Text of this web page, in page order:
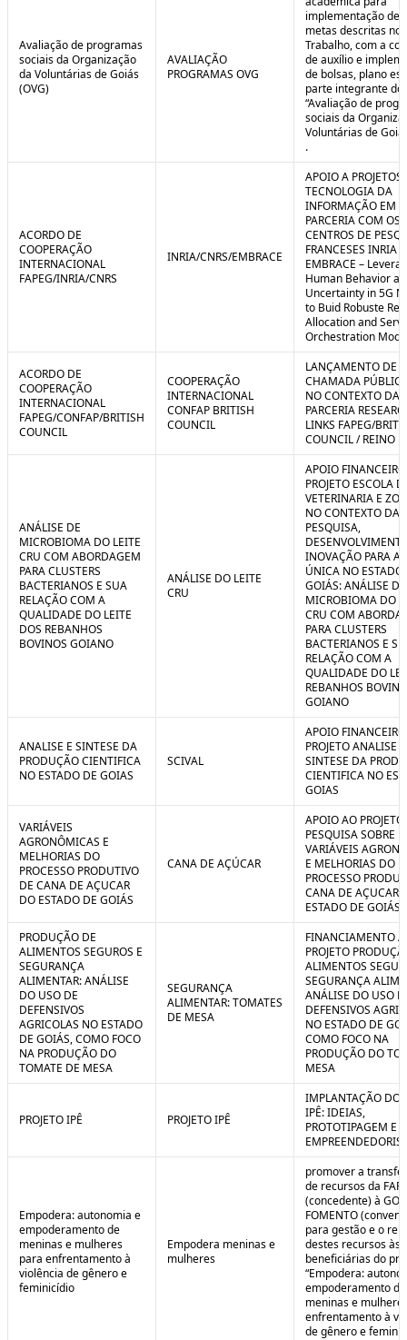
Avaliação de programas
sociais da Organização
da Voluntárias de Goiás
(OVG)
AVALIAÇÃO
PROGRAMAS OVG
implementação de
metas descritas no
Trabalho, com a
de auxílio e
de bolsas, plano
parte integrante do
“Avaliação de
sociais da
Voluntárias de
.
ACORDO DE
COOPERAÇÃO
INTERNACIONAL
FAPEG/INRIA/CNRS
INRIA/CNRS/EMBRACE
APOIO A PROJETOS
TECNOLOGIA DA
INFORMAÇÃO EM
PARCERIA COM OS
CENTROS DE
FRANCESES INRIA
EMBRACE –
Human Behavior
Uncertainty in 5G
to Buid Robuste
Allocation and
Orchestration
ACORDO DE
COOPERAÇÃO
INTERNACIONAL
FAPEG/CONFAP/BRITISH
COUNCIL
COOPERAÇÃO
INTERNACIONAL
CONFAP BRITISH
COUNCIL
LANÇAMENTO DE
CHAMADA
NO CONTEXTO DA
PARCERIA
LINKS FAPEG/
COUNCIL / REINO
ANÁLISE DE
MICROBIOMA DO LEITE
CRU COM ABORDAGEM
PARA CLUSTERS
BACTERIANOS E SUA
RELAÇÃO COM A
QUALIDADE DO LEITE
DOS REBANHOS
BOVINOS GOIANO
ANÁLISE DO LEITE
CRU
APOIO
PROJETO ESCOLA
VETERINARIA E
NO CONTEXTO DA
PESQUISA,
INOVAÇÃO PARA A
ÚNICA NO ESTADO
GOIÁS: ANÁLISE DE
MICROBIOMA DO
CRU COM
PARA CLUSTERS
BACTERIANOS E
RELAÇÃO COM A
QUALIDADE DO
REBANHOS
GOIANO
ANALISE E SINTESE DA
PRODUÇÃO CIENTIFICA
NO ESTADO DE GOIAS
SCIVAL
APOIO
PROJETO ANALISE E
SINTESE DA
CIENTIFICA NO
GOIAS
VARIÁVEIS
AGRONÔMICAS E
MELHORIAS DO
PROCESSO PRODUTIVO
DE CANA DE AÇUCAR
DO ESTADO DE GOIÁS
CANA DE AÇÚCAR
APOIO AO
PESQUISA SOBRE
VARIÁVEIS
E MELHORIAS DO
PROCESSO
CANA DE AÇUCAR
ESTADO DE GOIÁS
PRODUÇÃO DE
ALIMENTOS SEGUROS E
SEGURANÇA
ALIMENTAR: ANÁLISE
DO USO DE
DEFENSIVOS
AGRICOLAS NO ESTADO
DE GOIÁS, COMO FOCO
NA PRODUÇÃO DO
TOMATE DE MESA
SEGURANÇA
ALIMENTAR: TOMATES
DE MESA
FINANCIAMENTO
PROJETO
ALIMENTOS
SEGURANÇA
ANÁLISE DO USO
DEFENSIVOS
NO ESTADO DE
COMO FOCO NA
PRODUÇÃO DO
MESA
PROJETO IPÊ PROJETO IPÊ
IMPLANTAÇÃO DO
IPÊ: IDEIAS,
PROTOTIPAGEM E
Empodera: autonomia e
empoderamento de
meninas e mulheres
para enfrentamento à
violência de gênero e
feminicídio
Empodera meninas e
mulheres
promover a
de recursos da
(concedente) à
FOMENTO
para gestão e o
destes recursos às
beneficiárias do
“Empodera:
empoderamento de
meninas e
enfrentamento à
de gênero e